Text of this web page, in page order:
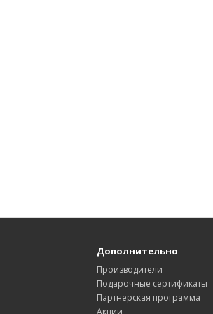
Дополнительно
Производители
Подарочные сертификаты
Партнерская программа
Акции